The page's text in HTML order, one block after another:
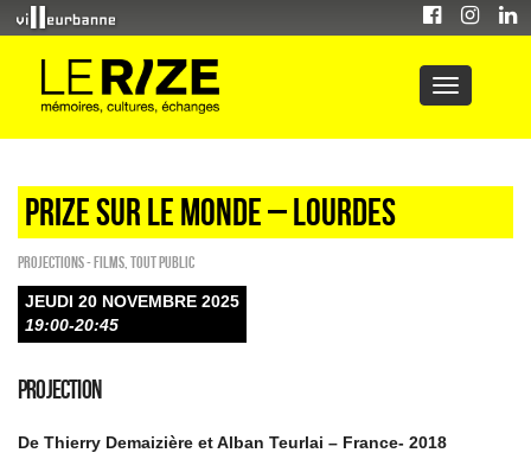
Prize Sur Le Monde – Lourdes
PROJECTIONS - FILMS Tout public
JEUDI 20 NOVEMBRE 2025
19:00-20:45
PROJECTION
De Thierry Demaizière et Alban Teurlai – France- 2018